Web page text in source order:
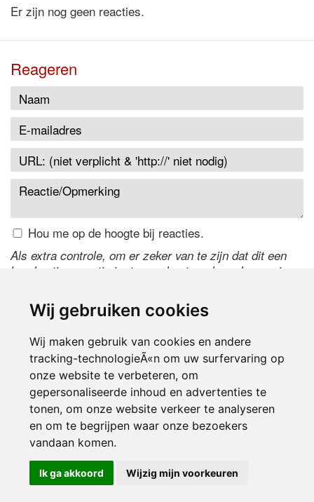
Wij gebruiken cookies
Wij maken gebruik van cookies en andere
tracking-technologieÃ«n om uw surfervaring op
onze website te verbeteren, om
gepersonaliseerde inhoud en advertenties te
tonen, om onze website verkeer te analyseren
en om te begrijpen waar onze bezoekers
vandaan komen.
Ik ga akkoord Wijzig mijn voorkeuren
Er zijn nog geen reacties.
Reageren
Hou me op de hoogte bij reacties.
Als extra controle, om er zeker van te zijn dat dit een
handmatige reactie is, typ onderstaande code over in
de code te wijzigen.
© 2000-2026 UFE Media:Managersonline.nl|Brisk magazine
Partners:Autowereld.com